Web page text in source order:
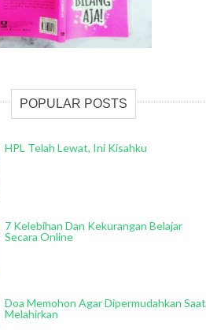
POPULAR POSTS
HPL Telah Lewat, Ini Kisahku
7 Kelebihan Dan Kekurangan Belajar
Secara Online
Doa Memohon Agar Dipermudahkan Saat
Melahirkan